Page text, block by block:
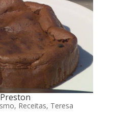
, Receitas, Teresa